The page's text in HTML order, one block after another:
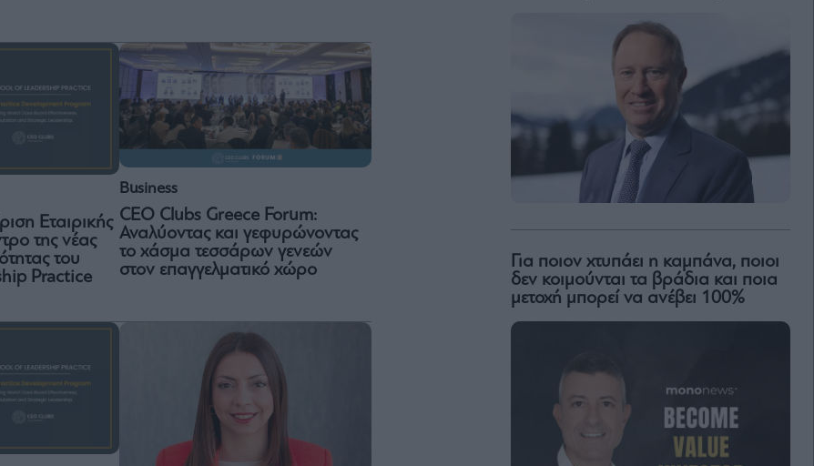
Εταιρικής
της νέας
του
Practice
Business
CEO Clubs Greece Forum:
Αναλύοντας και γεφυρώνοντας
το χάσμα τεσσάρων γενεών
στον επαγγελματικό χώρο
Για ποιον χτυπάει η καμπάνα, ποιοι
δεν κοιμούνται τα βράδια και ποια
μετοχή μπορεί να ανέβει 100%